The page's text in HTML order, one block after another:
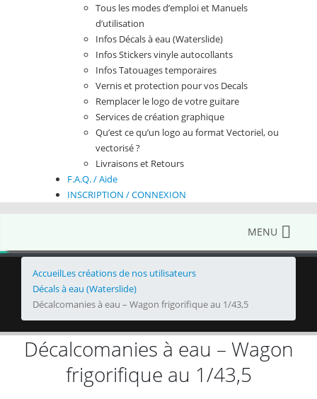
Tous les modes d’emploi et Manuels
d’utilisation
Infos Décals à eau (Waterslide)
Infos Stickers vinyle autocollants
Infos Tatouages temporaires
Vernis et protection pour vos Decals
Remplacer le logo de votre guitare
Services de création graphique
Qu’est ce qu’un logo au format Vectoriel, ou
vectorisé ?
Livraisons et Retours
F.A.Q. / Aide
INSCRIPTION / CONNEXION
MENU
AccueilLes créations de nos utilisateurs
Décals à eau (Waterslide)
Décalcomanies à eau – Wagon frigorifique au 1/43,5
Décalcomanies à eau – Wagon
frigorifique au 1/43,5